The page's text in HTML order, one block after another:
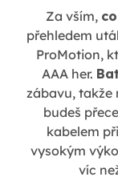
Za vším,
přehledem
ProMotion,
AAA her.
zábavu, takže
budeš
kabelem
vysokým
víc